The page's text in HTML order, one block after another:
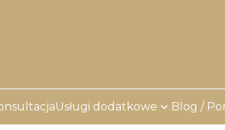
Usługi dodatkowe Blog /